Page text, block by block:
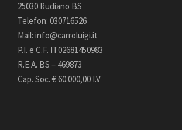
25030 Rudiano BS
Telefon: 030716526
Mail: info@carroluigi.it
P.I. e C.F. IT02681450983
R.E.A. BS – 469873
Cap. Soc. € 60.000,00 I.V